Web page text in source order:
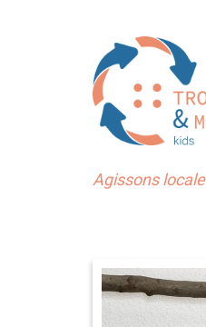
Agissons